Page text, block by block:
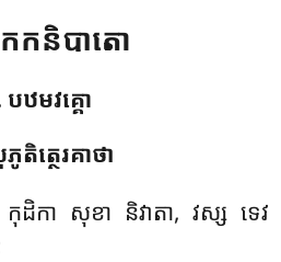
កនិបាតោ
បឋមវគ្គោ
តិត្ថេរគាថា
កុដិកា សុខា និវាតា, វស្ស ទេវ